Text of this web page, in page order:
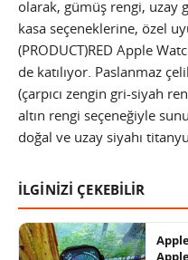
olarak, gümüş rengi, uzay
kasa seçeneklerine, özel
(PRODUCT)RED Apple
de katılıyor. Paslanmaz
(çarpıcı zengin gri-siyah
altın rengi seçeneğiyle
doğal ve uzay siyahı
İLGİNİZİ ÇEKEBİLİR